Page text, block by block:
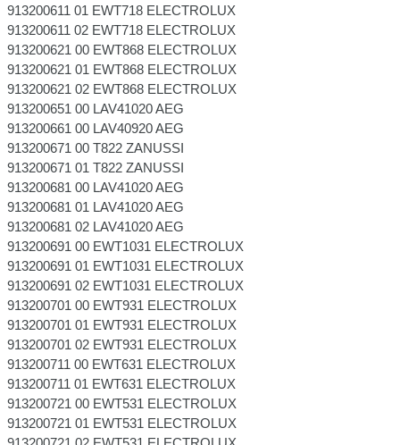
913200611 01 EWT718 ELECTROLUX
913200611 02 EWT718 ELECTROLUX
913200621 00 EWT868 ELECTROLUX
913200621 01 EWT868 ELECTROLUX
913200621 02 EWT868 ELECTROLUX
913200651 00 LAV41020 AEG
913200661 00 LAV40920 AEG
913200671 00 T822 ZANUSSI
913200671 01 T822 ZANUSSI
913200681 00 LAV41020 AEG
913200681 01 LAV41020 AEG
913200681 02 LAV41020 AEG
913200691 00 EWT1031 ELECTROLUX
913200691 01 EWT1031 ELECTROLUX
913200691 02 EWT1031 ELECTROLUX
913200701 00 EWT931 ELECTROLUX
913200701 01 EWT931 ELECTROLUX
913200701 02 EWT931 ELECTROLUX
913200711 00 EWT631 ELECTROLUX
913200711 01 EWT631 ELECTROLUX
913200721 00 EWT531 ELECTROLUX
913200721 01 EWT531 ELECTROLUX